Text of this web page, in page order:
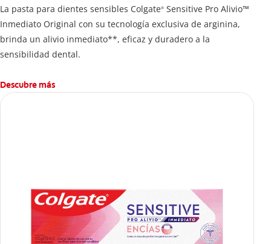
La pasta para dientes sensibles Colgate® Sensitive Pro Alivio™
Inmediato Original con su tecnología exclusiva de arginina,
brinda un alivio inmediato**, eficaz y duradero a la
sensibilidad dental.
Descubre más